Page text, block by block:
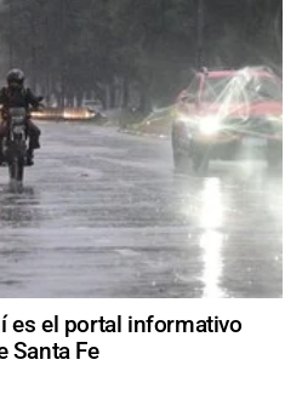
es el portal informativo
Santa Fe